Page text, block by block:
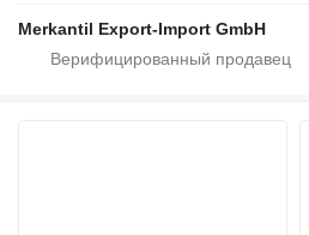
Merkantil Export-Import GmbH